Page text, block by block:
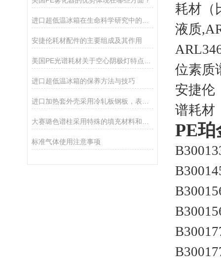
安捷伦耗材配件的主要组成及其作用
进口超低温冰箱的保养方法与技巧
标准气体使用注意事项
耗材（
液质
位素质
安捷伦
谱耗材
PE